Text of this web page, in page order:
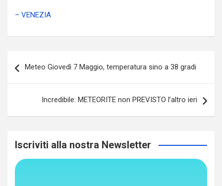
– VENEZIA
articoli
Meteo Giovedì 7 Maggio, temperatura sino a 38 gradi
Incredibile: METEORITE non PREVISTO l’altro ieri
Iscriviti alla nostra Newsletter